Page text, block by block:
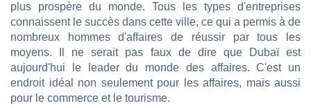
plus prospère du monde. Tous les types d'entreprises
connaissent le succès dans cette ville, ce qui a permis à de
nombreux hommes d'affaires de réussir par tous les
moyens. Il ne serait pas faux de dire que Dubaï est
aujourd'hui le leader du monde des affaires. C'est un
endroit idéal non seulement pour les affaires, mais aussi
pour le commerce et le tourisme.